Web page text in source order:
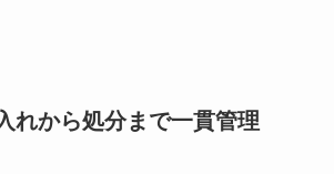
れから処分まで一貫管理